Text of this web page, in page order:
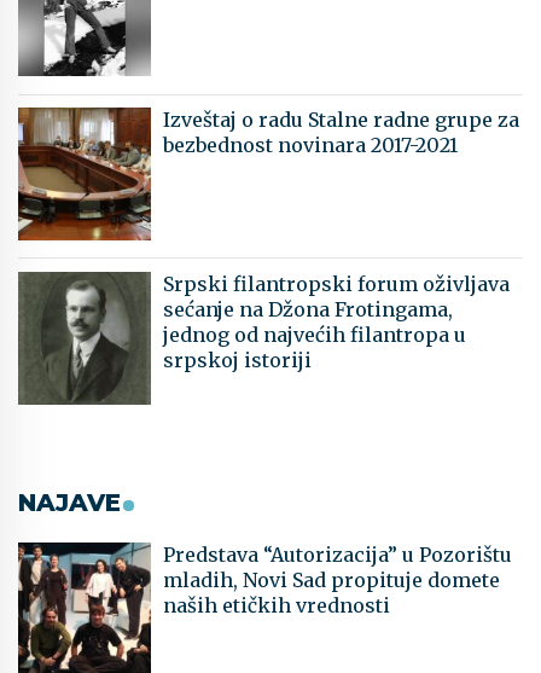
Izveštaj o radu Stalne radne grupe za
bezbednost novinara 2017-2021
Srpski filantropski forum oživljava
sećanje na Džona Frotingama,
jednog od najvećih filantropa u
srpskoj istoriji
NAJAVE
Predstava “Autorizacija” u Pozorištu
mladih, Novi Sad propituje domete
naših etičkih vrednosti